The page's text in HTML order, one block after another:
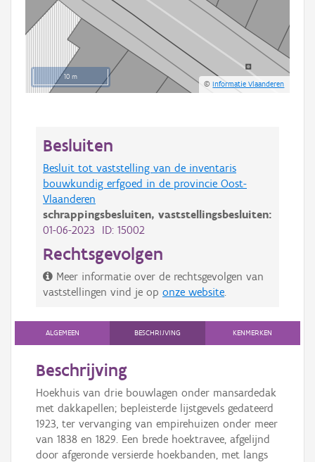
10 m
©Informatie Vlaanderen
Besluiten
Besluit tot vaststelling van de inventaris
bouwkundig erfgoed in de provincie Oost-
Vlaanderen
schrappingsbesluiten, vaststellingsbesluiten:
01-06-2023 ID: 15002
Rechtsgevolgen
Meer informatie over de rechtsgevolgen van
vaststellingen vind je op onze website
ALGEMEEN BESCHRIJVING KENMERKEN
Beschrijving
Hoekhuis van drie bouwlagen onder mansardedak
met dakkapellen; bepleisterde lijstgevels gedateerd
1923, ter vervanging van empirehuizen onder meer
van 1838 en 1829. Een brede hoektravee, afgelijnd
door afgeronde versierde hoekbanden, met langs